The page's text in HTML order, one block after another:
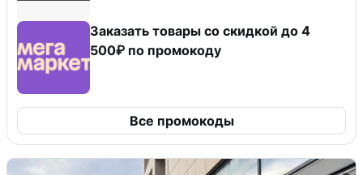
Заказать товары со скидкой до 4
500₽ по промокоду
Все промокоды